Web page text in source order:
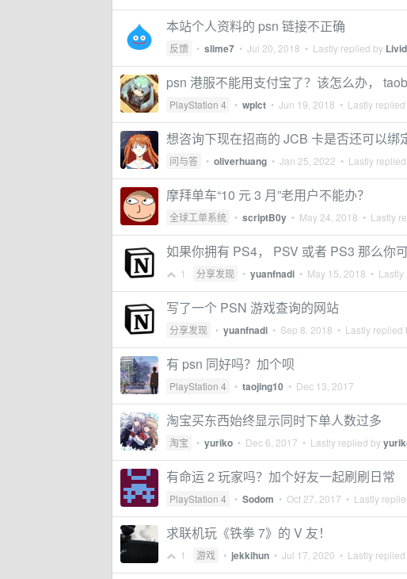
本站个人资料的 psn 链接不正确
反馈 • slime7 • Jul 20, 2018 • Lastly replied by Livid
psn 港服不能用支付宝了？该怎么办，
PlayStation 4 • wplct • Jun 19, 2018 • Lastly
想咨询下现在招商的 JCB 卡是否还可以
问与答 • oliverhuang • Jan 25, 2022 • Lastly
摩拜单车“10 元 3 月”老用户不能办？
全球工单系统 • scriptB0y • May 24, 2018 • Lastly
如果你拥有 PS4， PSV 或者 PS3 那么你
1 分享发现 • yuanfnadi • May 15, 2018 •
写了一个 PSN 游戏查询的网站
分享发现 • yuanfnadi • Sep 8, 2018 • Lastly replied
有 psn 同好吗？加个呗
PlayStation 4 • taojing10 • Dec 13, 2017
淘宝买东西始终显示同时下单人数过多
淘宝 • yuriko • Dec 6, 2017 • Lastly replied by
有命运 2 玩家吗？加个好友一起刷刷日常
PlayStation 4 • Sodom • Oct 27, 2017 • Lastly
求联机玩《铁拳 7》的 V 友！
1 游戏 • jekkihun • Jul 17, 2020 • Lastly